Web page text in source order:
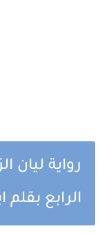
رواية ليان
الرابع بقلم